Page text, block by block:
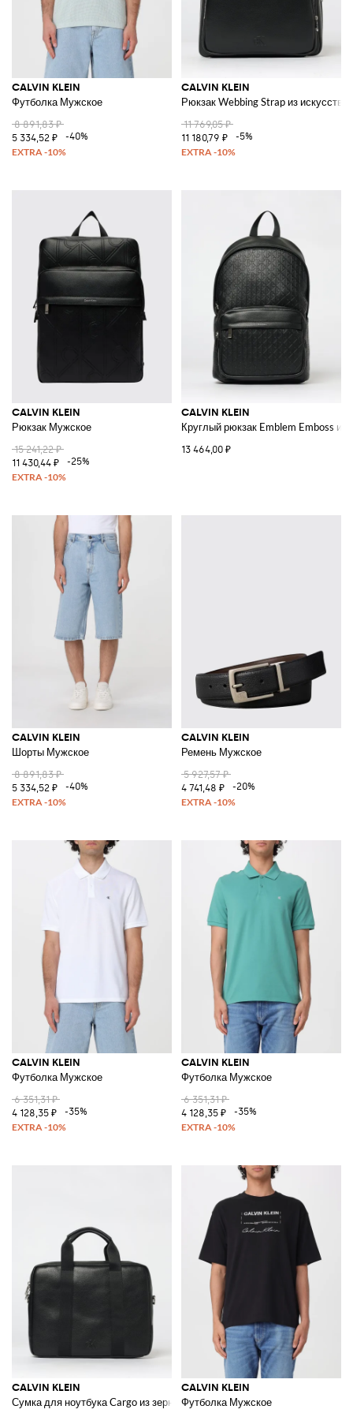
CALVIN KLEIN
Футболка Мужское
8 891,83 ₽
5 334,52 ₽
-40%
CALVIN KLEIN
Рюкзак Webbing Strap из
11 769,05 ₽
11 180,79 ₽
-5%
CALVIN KLEIN
Рюкзак Мужское
15 241,22 ₽
11 430,44 ₽
-25%
CALVIN KLEIN
Круглый рюкзак Emblem Emboss
13 464,00 ₽
CALVIN KLEIN
Шорты Мужское
8 891,83 ₽
5 334,52 ₽
-40%
CALVIN KLEIN
Ремень Мужское
5 927,57 ₽
4 741,48 ₽
-20%
CALVIN KLEIN
Футболка Мужское
6 351,31 ₽
4 128,35 ₽
-35%
CALVIN KLEIN
Футболка Мужское
6 351,31 ₽
4 128,35 ₽
-35%
CALVIN KLEIN
Сумка для ноутбука Cargo из зернистой искусственной кожи
CALVIN KLEIN
Футболка Мужское